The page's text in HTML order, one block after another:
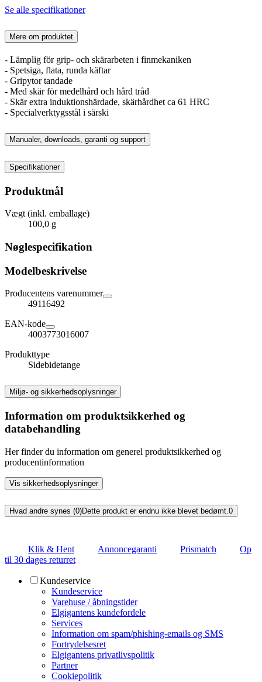
Se alle specifikationer
Mere om produktet
- Lämplig för grip- och skärarbeten i finmekaniken
- Spetsiga, flata, runda käftar
- Gripytor tandade
- Med skär för medelhård och hård tråd
- Skär extra induktionshärdade, skärhårdhet ca 61 HRC
- Specialverktygsstål i särski
Manualer, downloads, garanti og support
Specifikationer
Produktmål
Vægt (inkl. emballage)
100,0 g
Nøglespecifikation
Modelbeskrivelse
Producentens varenummer
49116492
EAN-kode
4003773016007
Produkttype
Sidebidetange
Miljø- og sikkerhedsoplysninger
Information om produktsikkerhed og
databehandling
Her finder du information om generel produktsikkerhed og
producentinformation
Vis sikkerhedsoplysninger
Hvad andre synes (0)Dette produkt er endnu ikke blevet bedømt. 0
Klik & Hent Annoncegaranti Prismatch
Op
til 30 dages returret
Kundeservice
Kundeservice
Varehuse / åbningstider
Elgigantens kundefordele
Services
Information om spam/phishing-emails og SMS
Fortrydelsesret
Elgigantens privatlivspolitik
Partner
Cookiepolitik